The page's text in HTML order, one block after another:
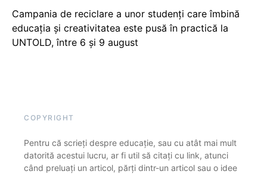
Campania de reciclare a unor studenți care îmbină
educația și creativitatea este pusă în practică la
UNTOLD, între 6 și 9 august
COPYRIGHT
Pentru că scrieți despre educație, sau cu atât mai mult
datorită acestui lucru, ar fi util să citați cu link, atunci
când preluați un articol, părți dintr-un articol sau o idee